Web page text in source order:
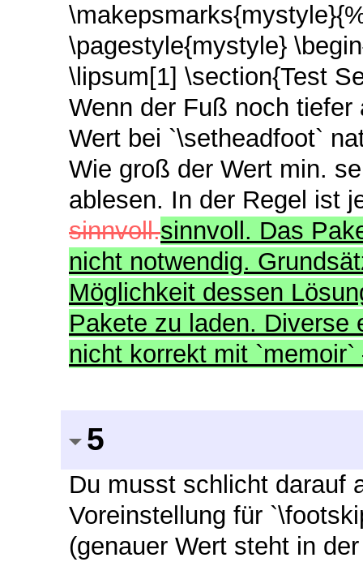
\pagestyle{mystyle}
\lipsum[1] \section{Test
Wenn der Fuß noch
Wert bei `\setheadfoot`
Wie groß der Wert min.
ablesen. In der Regel ist
sinnvoll.sinnvoll. Das
nicht notwendig.
Möglichkeit dessen
Pakete zu laden. Diverse
nicht korrekt mit
5
Du musst schlicht darauf
Voreinstellung für
(genauer Wert steht in